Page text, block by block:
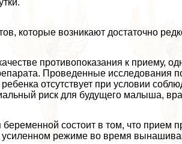
которые возникают достаточно
противопоказания к приему,
Проведенные исследования
отсутствует при условии
риск для будущего малыша,
беременной состоит в том, что прием
усиленном режиме во время